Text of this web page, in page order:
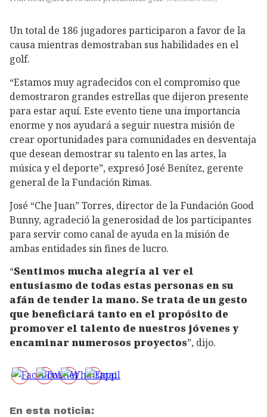
Un total de 186 jugadores participaron a favor de la
causa mientras demostraban sus habilidades en el
golf.
“Estamos muy agradecidos con el compromiso que
demostraron grandes estrellas que dijeron presente
para estar aquí. Este evento tiene una importancia
enorme y nos ayudará a seguir nuestra misión de
crear oportunidades para comunidades en desventaja
que desean demostrar su talento en las artes, la
música y el deporte”, expresó José Benítez, gerente
general de la Fundación Rimas.
José “Che Juan” Torres, director de la Fundación Good
Bunny, agradeció la generosidad de los participantes
para servir como canal de ayuda en la misión de
ambas entidades sin fines de lucro.
“Sentimos mucha alegría al ver el
entusiasmo de todas estas personas en su
afán de tender la mano. Se trata de un gesto
que beneficiará tanto en el propósito de
promover el talento de nuestros jóvenes y
encaminar numerosos proyectos”, dijo.
En esta noticia: